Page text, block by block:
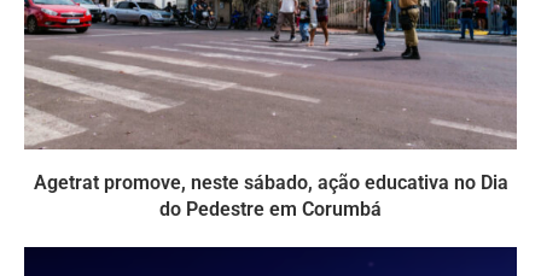
Agetrat promove, neste sábado, ação educativa no Dia
do Pedestre em Corumbá